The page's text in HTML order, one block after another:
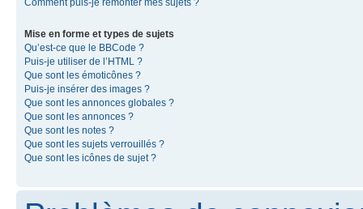
Mise en forme et types de sujets
Qu’est-ce que le BBCode ?
Puis-je utiliser de l’HTML ?
Que sont les émoticônes ?
Puis-je insérer des images ?
Que sont les annonces globales ?
Que sont les annonces ?
Que sont les notes ?
Que sont les sujets verrouillés ?
Que sont les icônes de sujet ?